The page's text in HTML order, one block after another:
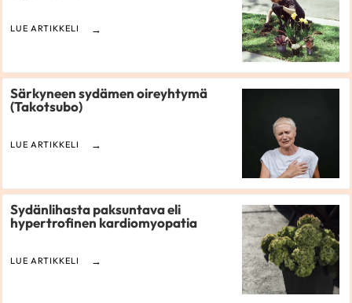
LUE ARTIKKELI
Särkyneen sydämen oireyhtymä
(Takotsubo)
LUE ARTIKKELI
Sydänlihasta paksuntava eli
hypertrofinen kardiomyopatia
LUE ARTIKKELI